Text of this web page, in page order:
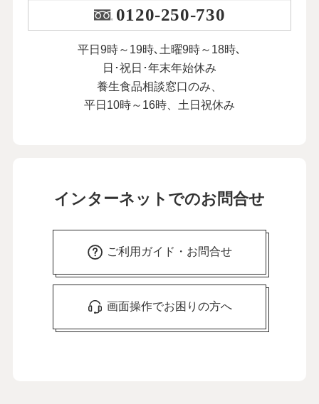
0120-250-730
平日9時～19時､土曜9時～18時､
日･祝日･年末年始休み
養生食品相談窓口のみ、
平日10時～16時、土日祝休み
インターネットでのお問合せ
ご利用ガイド・お問合せ
画面操作でお困りの方へ